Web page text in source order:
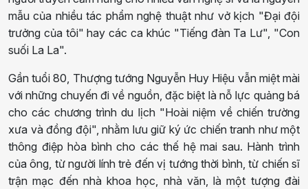
mẫu của nhiều tác phẩm nghệ thuật như vở kịch "Đại đội
trưởng của tôi" hay các ca khúc "Tiếng đàn Ta Lư", "Con
suối La La".
Gần tuổi 80, Thượng tướng Nguyễn Huy Hiệu vẫn miệt mài
với những chuyến đi về nguồn, đặc biệt là nỗ lực quảng bá
cho các chương trình du lịch "Hoài niệm về chiến trường
xưa và đồng đội", nhằm lưu giữ ký ức chiến tranh như một
thông điệp hòa bình cho các thế hệ mai sau. Hành trình
của ông, từ người lính trẻ đến vị tướng thời bình, từ chiến sĩ
trận mạc đến nhà khoa học, nhà văn, là một tượng đài